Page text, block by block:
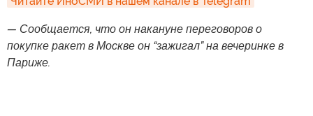
— Сообщается, что он накануне переговоров о
покупке ракет в Москве он “зажигал” на вечеринке в
Париже.